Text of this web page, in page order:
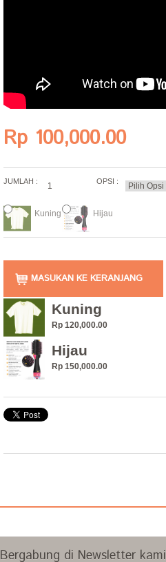
Rp 100,000.00
JUMLAH : OPSI :
Kuning Hijau
MASUKAN KE KERANJANG
Kuning
Rp 120,000.00
Hijau
Rp 150,000.00
Bergabung di Newsletter kami